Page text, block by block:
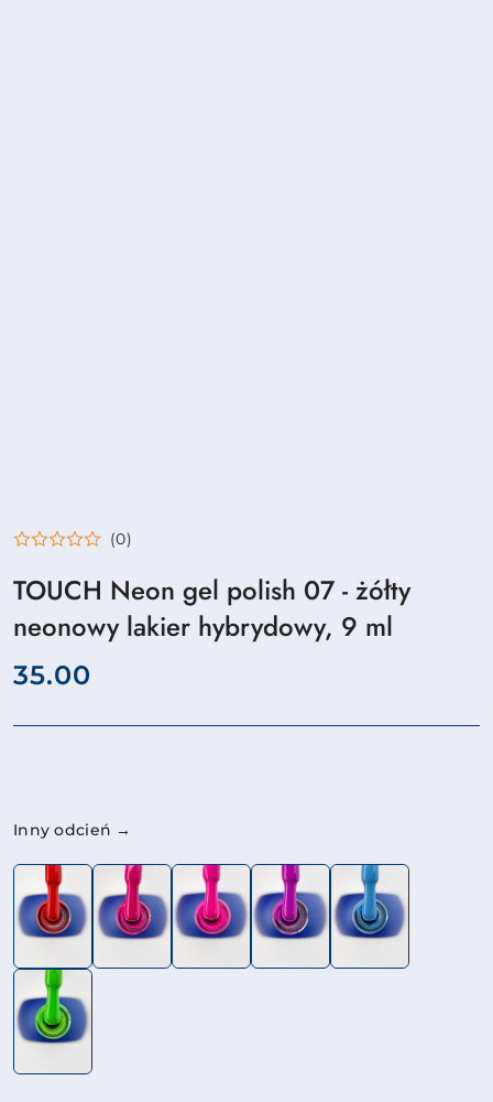
(0)
TOUCH Neon gel polish 07 - żółty
neonowy lakier hybrydowy, 9 ml
cena:
35.00
Wariant
Inny odcień →